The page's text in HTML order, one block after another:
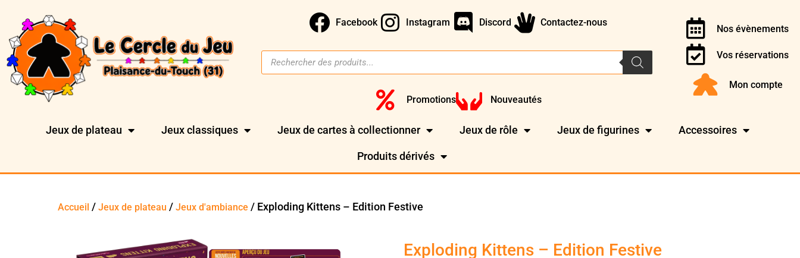
Facebook Instagram Discord Contactez-nous
Promotions Nouveautés
Nos évènements
Vos réservations
Mon compte
Jeux de plateau Jeux classiques Jeux de cartes à collectionner Jeux de rôle Jeux de figurines Accessoires
Produits dérivés
Accueil /Jeux de plateau /Jeux d'ambiance / Exploding Kittens – Edition Festive
Exploding Kittens – Edition Festive